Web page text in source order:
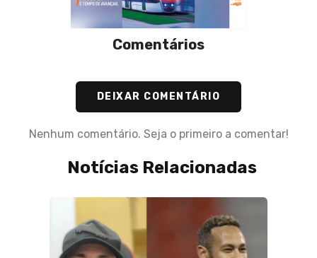
Comentários
DEIXAR COMENTÁRIO
Nenhum comentário. Seja o primeiro a comentar!
Notícias Relacionadas